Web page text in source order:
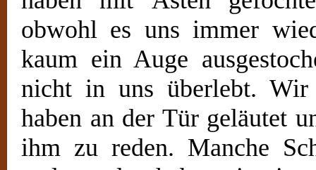
obwohl es uns immer
kaum ein Auge
nicht in uns überlebt. Wir
haben an der Tür geläutet
ihm zu reden. Manche